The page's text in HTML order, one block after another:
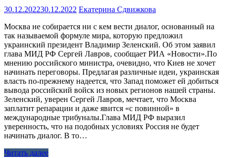
30.12.202230.12.2022 Екатерина Сдвижкова
Москва не собирается ни с кем вести диалог, основанный на
так называемой формуле мира, которую предложил
украинский президент Владимир Зеленский. Об этом заявил
глава МИД РФ Сергей Лавров, сообщает РИА «Новости».По
мнению российского министра, очевидно, что Киев не хочет
начинать переговоры. Предлагая различные идеи, украинская
власть по-прежнему надеется, что Запад поможет ей добиться
вывода российский войск из новых регионов нашей страны.
Зеленский, уверен Сергей Лавров, мечтает, что Москва
заплатит репарации и даже явится «с повинной» в
международные трибуналы.Глава МИД РФ выразил
уверенность, что на подобных условиях Россия не будет
начинать диалог. В то…
Читать далее